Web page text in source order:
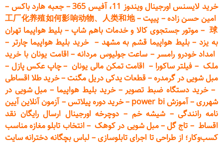
خرید لایسنس اورجینال ویندوز 11، آفیس 365
–جعبه هارد باکس –
امین حسن زاده– پیپت–
工厂化养殖如何影响动物、人类和地
球
– موتور جستجوی کالا و خدمات باهم شاپ– بلیط هواپیما تهران
به یزد–بلیط هواپیما قشم به مشهد –خرید بلیط هواپیما چارتر –
امداد خودرو رامسر– ساعت جولیوس مردانه–اقامت یونان با خرید
ملک – فیلتر ساکورا – اقامت تمکن مالی یونان –چاپ عکس پازل –
مبل شویی در گرمدره–قطعاتیدکی دریل مگنت–خرید طلا اقساطی
–خرید دستگاه ضبط تصویر–خرید بلیط هواپیما –مبل شویی در
شهرری–آموزش power bi –خرید دورهپیلاتس–آزمون آنلاین آیین
نامه رانندگی– شیشه خم – دوچرخه اورجینال ارسال رایگان نقد
اقساط – تاج گل–مبل شویی در کوهک–انتخاب تابلو مغازه مناسب
کسب‌وکار؛ از طراحی تا اجرای تابلوسازی– لباس بچگانه دخترانه سایت